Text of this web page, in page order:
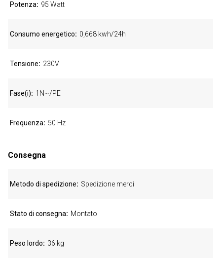
Potenza 95 Watt
Consumo energetico 0,668 kwh/24h
Tensione 230V
Fase(i) 1N~/PE
Frequenza 50 Hz
Consegna
Metodo di spedizione Spedizione merci
Stato di consegna Montato
Peso lordo 36 kg